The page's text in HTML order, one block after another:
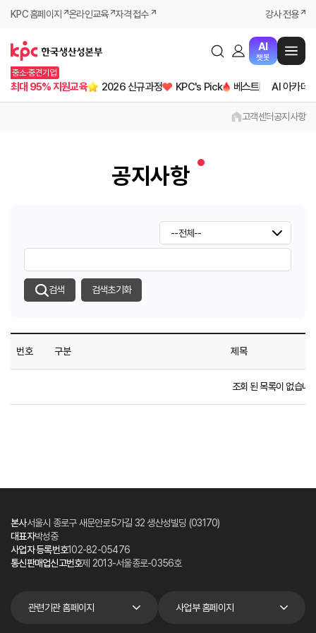
KPC 홈페이지 온라인교육 자격 접수 강사 전용
AI
챗봇
중소·중견기업
최대 95% 지원교육 2026 신규과정 KPC's Pick 베스트 AI 아카데
고객센터공지사항
공지사항
검색 검색초기화
번호 구분 제목
조회 된 목록이 없습니
본사서울시 종로구 새문안로5가길 32 생산성빌딩 (03170)
대표자박성중
사업자 등록번호102-82-05476
통신판매업신고번호제 2013-서울종로-0356호
관련기관 홈페이지 사업부 홈페이지